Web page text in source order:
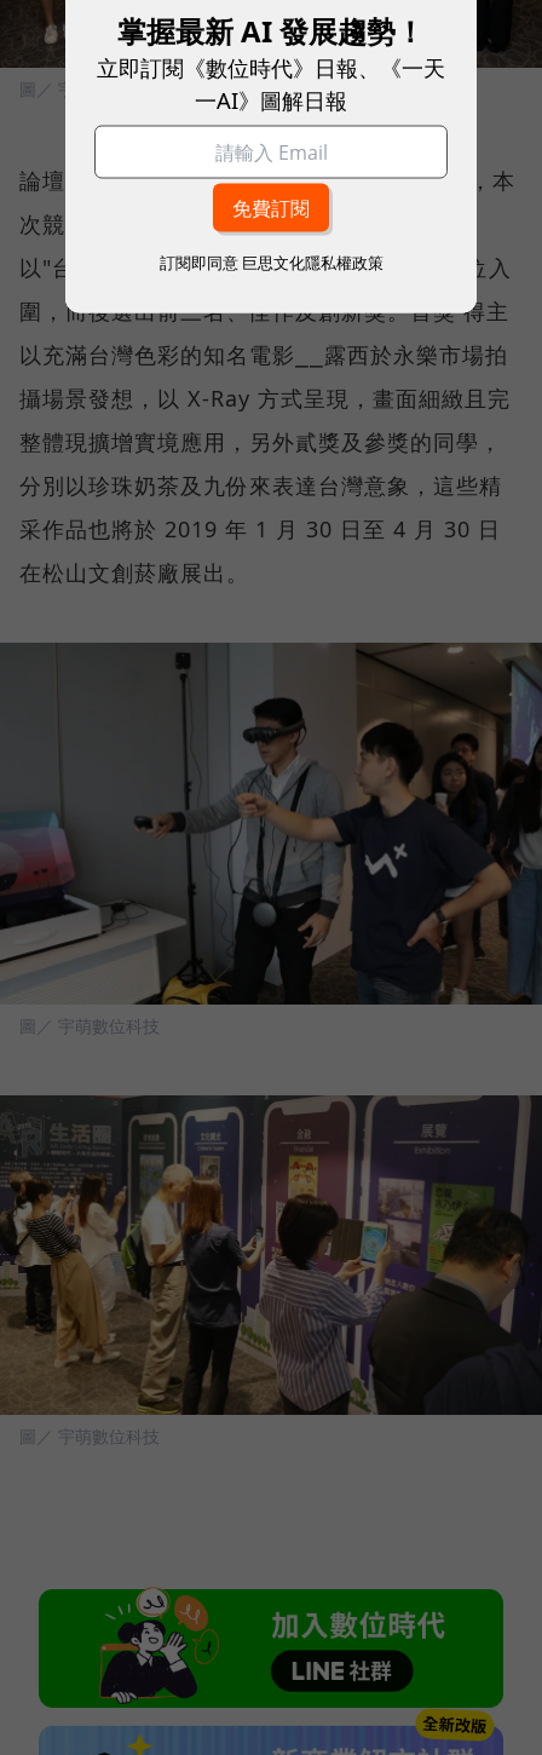
圖／ 宇萌數位科技
論壇現場同時進行 2018 AR 創競賽頒獎典禮，本
次競賽目的為了讓大眾認識 AR 科技新媒體，
以"台灣"為主題，總計 80 人報名，選出 26 位入
圍，而後選出前三名、佳作及創新獎。首獎 得主
以充滿台灣色彩的知名電影⎯⎯露西於永樂市場拍
攝場景發想，以 X-Ray 方式呈現，畫面細緻且完
整體現擴增實境應用，另外貳獎及參獎的同學，
分別以珍珠奶茶及九份來表達台灣意象，這些精
采作品也將於 2019 年 1 月 30 日至 4 月 30 日
在松山文創菸廠展出。
圖／ 宇萌數位科技
圖／ 宇萌數位科技
掌握最新 AI 發展趨勢！
立即訂閱《數位時代》日報、《一天
一AI》圖解日報
訂閱即同意 巨思文化隱私權政策